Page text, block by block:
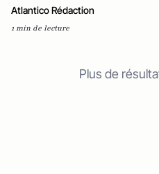
Atlantico Rédaction
1 min de lecture
Plus de